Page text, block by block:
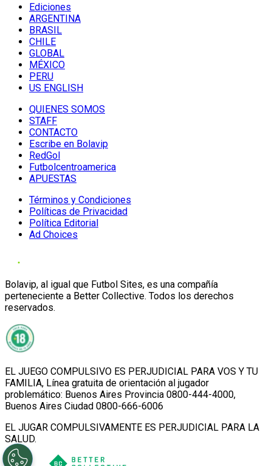
Ediciones
ARGENTINA
BRASIL
CHILE
GLOBAL
MÉXICO
PERU
US ENGLISH
QUIENES SOMOS
STAFF
CONTACTO
Escribe en Bolavip
RedGol
Futbolcentroamerica
APUESTAS
Términos y Condiciones
Políticas de Privacidad
Política Editorial
Ad Choices
Bolavip, al igual que Futbol Sites, es una compañía
perteneciente a Better Collective. Todos los derechos
reservados.
EL JUEGO COMPULSIVO ES PERJUDICIAL PARA VOS Y TU
FAMILIA, Línea gratuita de orientación al jugador
problemático: Buenos Aires Provincia 0800-444-4000,
Buenos Aires Ciudad 0800-666-6006
EL JUGAR COMPULSIVAMENTE ES PERJUDICIAL PARA LA
SALUD.